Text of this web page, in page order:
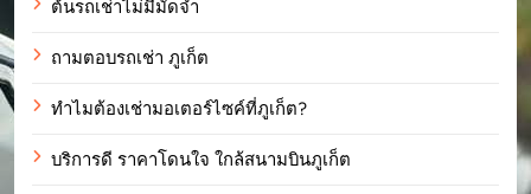
ต้นรถเช่าไม่มีมัดจำ
ถามตอบรถเช่า ภูเก็ต
ทำไมต้องเช่ามอเตอร์ไซค์ที่ภูเก็ต?
บริการดี ราคาโดนใจ ใกล้สนามบินภูเก็ต